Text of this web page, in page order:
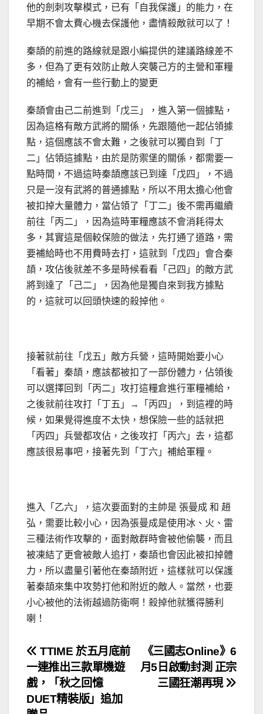
他的劍刺攻擊模式，已有「自我保護」的能力，在
早期不會太費心機去保護他，盡情殺敵就可以了！
秦頡的前進的路線就是跟小編提供的建議路線差不
多，但為了更有效防止敵人突襲己方的主營和軍糧
的補給，會有一些行動上的變更
秦頡會由己二前進到「戊三」，進入第一個據點，
因為這格有敵方武將的關係，先跟隨他一起佔領據
點，這個應該不會太難，之後就可以獨自到「丁
二」佔領這據點，由於是防禦堡的關係，都需要一
點時間，不過這時秦頡應該已到達「戊四」，不過
只是一沒有武將的普通據點，所以不用太擔心他會
被扣掉大量體力，當佔領了「丁二」後不需再繼續
前往「丙二」，因為這時軍糧應該不會消耗得太
多，其實這是個較保險的做法，先打通了道路，需
要補給時也不用費時去打，這就到「戊四」會合秦
頡，攻佔後就差不多是時候看看「己四」的敵方武
將到達了「己二」，因為他是獨自來到我方據點
的，這就可以回頭快速的殺掉他。
接著就前往「戊五」敵方兵營，這時開始要小心
「看著」秦頡，應該都被扣了一部份體力，佔領後
可以選擇回到「丙二」攻打這糧倉進行軍糧補給，
之後就前往攻打「丁五」→「丙四」，到這裡的時
候，如果覺得進度不太快，想保險一些的話就把
「丙四」兵營都攻佔，之後攻打「丙六」去，這都
應該很易事吧，接著先到「丁六」補給軍糧。
進入「乙六」，這次要面對的主帥是 張曼成 和 趙
弘，需要比較小心，因為張曼成是使用冰、火、雷
三種法術作攻擊的，面對敵群時會被他偷襲，而且
被凍結了更會被敵人追打，秦頡也會因此被扣掉體
力，所以盡量引著他在秦頡附近，這樣就可以保護
著秦頡來集中攻勢打他和附近的敵人。當然，也要
小心被他的法術越過防衛啊！殺掉他就獲得勝利
喇！
文
章
導
《三國志Online》6
月5日啟動封測 正宗
三國狂潮再現
TTIME 於五月底前
一連推出三款單機遊
戲，「秋之回憶
DUET精裝版」追加